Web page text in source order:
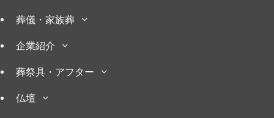
葬儀・家族葬
企業紹介
葬祭具・アフター
仏壇